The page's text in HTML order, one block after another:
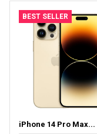
BEST SELLER
iPhone 14 Pro Max...